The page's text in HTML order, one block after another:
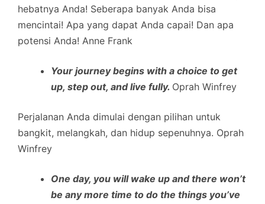
hebatnya Anda! Seberapa banyak Anda bisa
mencintai! Apa yang dapat Anda capai! Dan apa
potensi Anda! Anne Frank
Your journey begins with a choice to get
up, step out, and live fully. Oprah Winfrey
Perjalanan Anda dimulai dengan pilihan untuk
bangkit, melangkah, dan hidup sepenuhnya. Oprah
Winfrey
One day, you will wake up and there won’t
be any more time to do the things you’ve